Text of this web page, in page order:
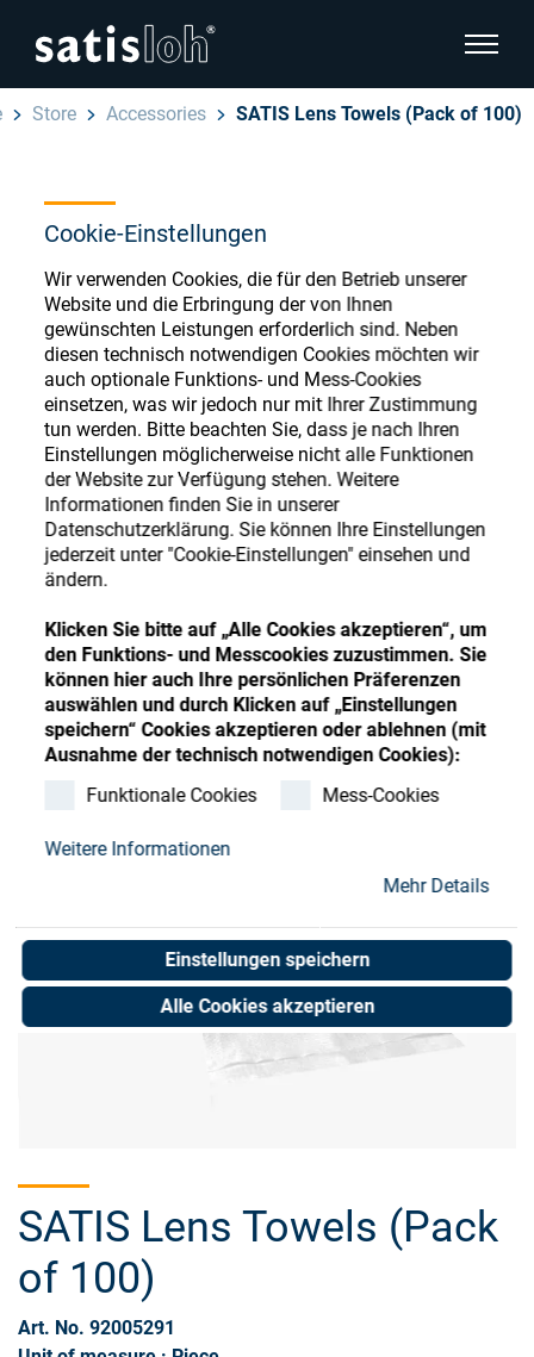
Cookie-Einstellungen
Wir verwenden Cookies, die für den Betrieb unserer
Website und die Erbringung der von Ihnen
gewünschten Leistungen erforderlich sind. Neben
diesen technisch notwendigen Cookies möchten wir
auch optionale Funktions- und Mess-Cookies
einsetzen, was wir jedoch nur mit Ihrer Zustimmung
tun werden. Bitte beachten Sie, dass je nach Ihren
Einstellungen möglicherweise nicht alle Funktionen
der Website zur Verfügung stehen. Weitere
Informationen finden Sie in unserer
Datenschutzerklärung. Sie können Ihre Einstellungen
jederzeit unter "Cookie-Einstellungen" einsehen und
ändern.
Klicken Sie bitte auf „Alle Cookies akzeptieren“, um
den Funktions- und Messcookies zuzustimmen. Sie
können hier auch Ihre persönlichen Präferenzen
auswählen und durch Klicken auf „Einstellungen
speichern“ Cookies akzeptieren oder ablehnen (mit
Ausnahme der technisch notwendigen Cookies):
Funktionale Cookies
Mess-Cookies
Weitere Informationen
Mehr Details
Einstellungen speichern
Alle Cookies akzeptieren
Deutsch
Brillenoptik
Feinoptik
Über uns
Karriere
Kontakt
Store
English
Español
汉语
Français
Store Accessories SATIS Lens Towels (Pack of 100)
Ophthalmic Consumables
Store
Register or Sign-in to access your accounts
and explore our wide range of ophthalmic
consumables
Register Sign-In
SATIS Lens Towels (Pack
of 100)
Art. No. 92005291